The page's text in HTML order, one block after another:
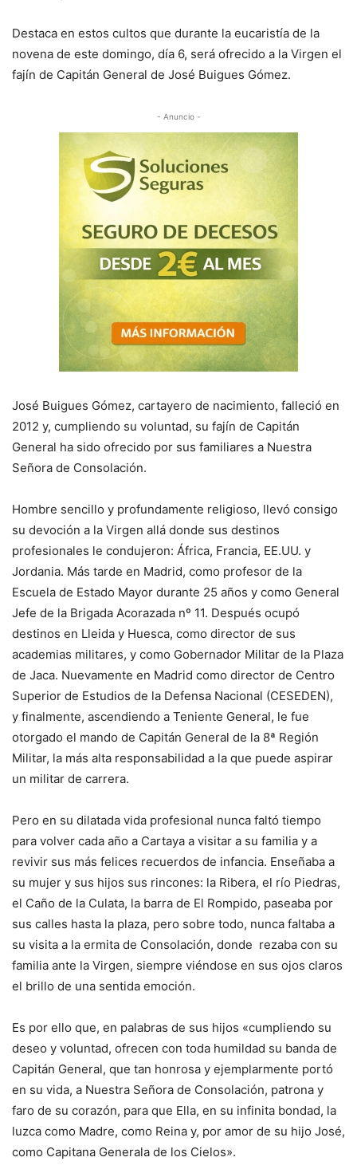
Destaca en estos cultos que durante la eucaristía de la
novena de este domingo, día 6, será ofrecido a la Virgen el
fajín de Capitán General de José Buigues Gómez.
- Anuncio -
José Buigues Gómez, cartayero de nacimiento, falleció en
2012 y, cumpliendo su voluntad, su fajín de Capitán
General ha sido ofrecido por sus familiares a Nuestra
Señora de Consolación.
Hombre sencillo y profundamente religioso, llevó consigo
su devoción a la Virgen allá donde sus destinos
profesionales le condujeron: África, Francia, EE.UU. y
Jordania. Más tarde en Madrid, como profesor de la
Escuela de Estado Mayor durante 25 años y como General
Jefe de la Brigada Acorazada nº 11. Después ocupó
destinos en Lleida y Huesca, como director de sus
academias militares, y como Gobernador Militar de la Plaza
de Jaca. Nuevamente en Madrid como director de Centro
Superior de Estudios de la Defensa Nacional (CESEDEN),
y finalmente, ascendiendo a Teniente General, le fue
otorgado el mando de Capitán General de la 8ª Región
Militar, la más alta responsabilidad a la que puede aspirar
un militar de carrera.
Pero en su dilatada vida profesional nunca faltó tiempo
para volver cada año a Cartaya a visitar a su familia y a
revivir sus más felices recuerdos de infancia. Enseñaba a
su mujer y sus hijos sus rincones: la Ribera, el río Piedras,
el Caño de la Culata, la barra de El Rompido, paseaba por
sus calles hasta la plaza, pero sobre todo, nunca faltaba a
su visita a la ermita de Consolación, donde rezaba con su
familia ante la Virgen, siempre viéndose en sus ojos claros
el brillo de una sentida emoción.
Es por ello que, en palabras de sus hijos «cumpliendo su
deseo y voluntad, ofrecen con toda humildad su banda de
Capitán General, que tan honrosa y ejemplarmente portó
en su vida, a Nuestra Señora de Consolación, patrona y
faro de su corazón, para que Ella, en su infinita bondad, la
luzca como Madre, como Reina y, por amor de su hijo José,
como Capitana Generala de los Cielos».